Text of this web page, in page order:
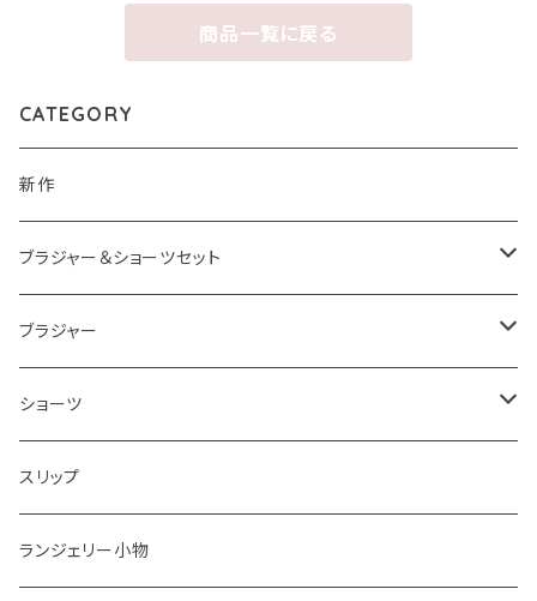
商品一覧に戻る
CATEGORY
新作
ブラジャー＆ショーツセット
ブラジャー＆ショーツセットすべて
ナイスフィットシリーズ ブラジャー＆ショーツセット
ショーツサイズが選べる ブラジャー＆ショーツセット
2,000円以下ブラジャー＆ショーツセット
ブラジャー
ブラジャーすべて
ストラップレスブラ
着瘦せブラ
ショーツ
ショーツすべて
ノーマル
スリップ
ランジェリー小物